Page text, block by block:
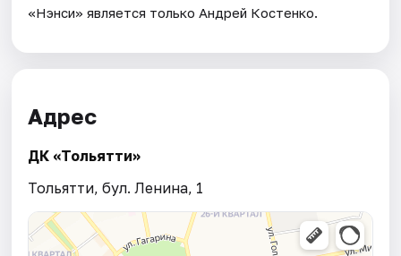
«Нэнси» является только Андрей Костенко.
Адрес
ДК «Тольятти»
Тольятти, бул. Ленина, 1